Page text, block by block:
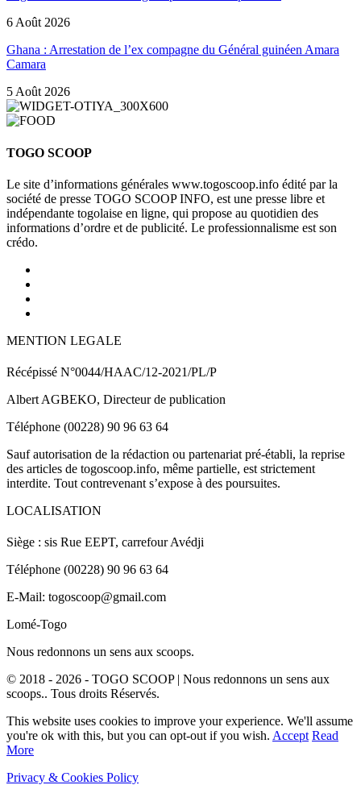
6 Août 2026
Ghana : Arrestation de l’ex compagne du Général guinéen Amara
Camara
5 Août 2026
TOGO SCOOP
Le site d’informations générales www.togoscoop.info édité par la
société de presse TOGO SCOOP INFO, est une presse libre et
indépendante togolaise en ligne, qui propose au quotidien des
informations d’ordre et de publicité. Le professionnalisme est son
crédo.
MENTION LEGALE
Récépissé N°0044/HAAC/12-2021/PL/P
Albert AGBEKO, Directeur de publication
Téléphone (00228) 90 96 63 64
Sauf autorisation de la rédaction ou partenariat pré-établi, la reprise
des articles de togoscoop.info, même partielle, est strictement
interdite. Tout contrevenant s’expose à des poursuites.
LOCALISATION
Siège : sis Rue EEPT, carrefour Avédji
Téléphone (00228) 90 96 63 64
E-Mail: togoscoop@gmail.com
Lomé-Togo
Nous redonnons un sens aux scoops.
© 2018 - 2026 - TOGO SCOOP | Nous redonnons un sens aux
scoops.. Tous droits Réservés.
This website uses cookies to improve your experience. We'll assume
you're ok with this, but you can opt-out if you wish. Accept Read
More
Privacy & Cookies Policy